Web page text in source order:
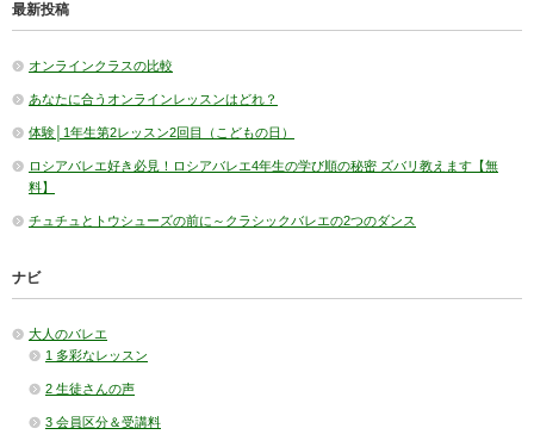
最新投稿
オンラインクラスの比較
あなたに合うオンラインレッスンはどれ？
体験│1年生第2レッスン2回目（こどもの日）
ロシアバレエ好き必見！ロシアバレエ4年生の学び順の秘密 ズバリ教えます【無
料】
チュチュとトウシューズの前に～クラシックバレエの2つのダンス
ナビ
大人のバレエ
1 多彩なレッスン
2 生徒さんの声
3 会員区分＆受講料